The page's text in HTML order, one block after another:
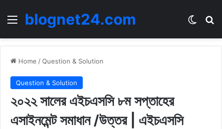
Menublognet24.com
Home /Question & Solution
Question & Solution
২০২২ সালের এইচএসসি ৮ম সপ্তাহের
এসাইনমেন্ট সমাধান /উত্তর | এইচএসসি